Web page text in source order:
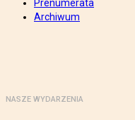
Prenumerata
Archiwum
NASZE WYDARZENIA